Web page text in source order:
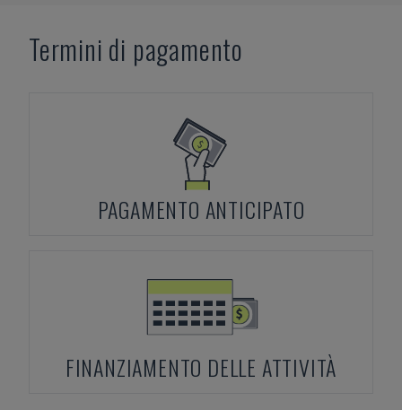
Termini di pagamento
PAGAMENTO ANTICIPATO
FINANZIAMENTO DELLE ATTIVITÀ